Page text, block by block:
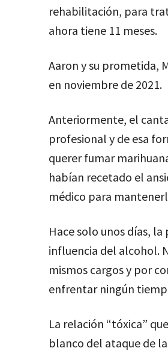
rehabilitación, para
ahora tiene 11 meses.
Aaron y su prometida,
en noviembre de 2021.
Anteriormente, el
profesional y de esa
querer fumar
habían recetado el
médico para
Hace solo unos días,
influencia del alcohol.
mismos cargos y por
enfrentar ningún
La relación “tóxica”
blanco del ataque de